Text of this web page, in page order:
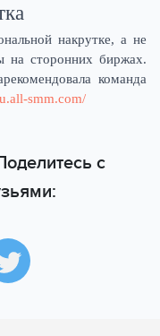
накрутке, а не
на сторонних биржах.
команда
smm.com/
с